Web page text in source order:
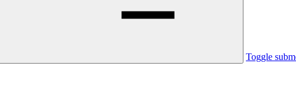
Toggle